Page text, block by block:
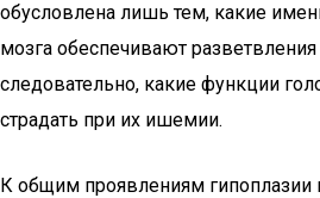
обусловлена лишь тем, какие
мозга обеспечивают разветвления
следовательно, какие функции
страдать при их ишемии.
К общим проявлениям гипоплазии